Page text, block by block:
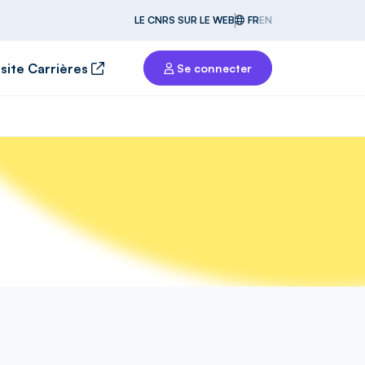
LE CNRS SUR LE WEB FREN
Carrières Se connecter